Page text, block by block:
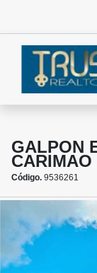
GALPON
CARIMAO
Código. 9536261